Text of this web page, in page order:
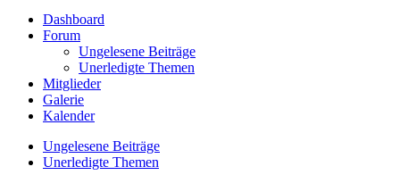
Dashboard
Forum
Ungelesene Beiträge
Unerledigte Themen
Mitglieder
Galerie
Kalender
Ungelesene Beiträge
Unerledigte Themen